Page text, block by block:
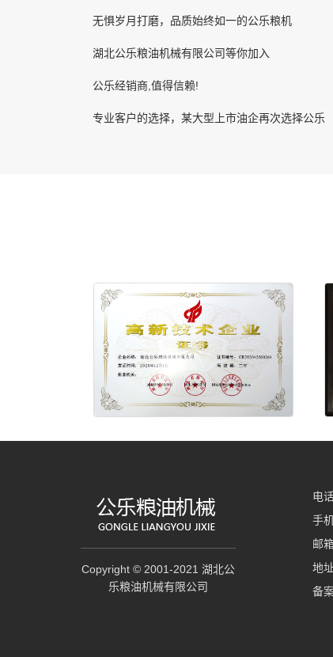
无惧岁月打磨，品质始终如一的公乐粮机
湖北公乐粮油机械有限公司等你加入
公乐经销商,值得信赖!
专业客户的选择，某大型上市油企再次选择公乐
Copyright © 2001-2021 湖北公
乐粮油机械有限公司
电
手
邮
地
备